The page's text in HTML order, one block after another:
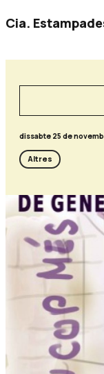
Cia.
dissabte 25 de
Altres